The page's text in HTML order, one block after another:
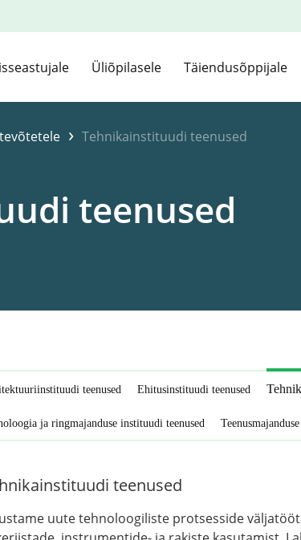
Üliõpilasele Täiendusõppijale
› Tehnikainstituudi teenused
teenused
teenused Ehitusinstituudi teenused
ja ringmajanduse instituudi teenused
teenused
uute tehnoloogiliste protsesside